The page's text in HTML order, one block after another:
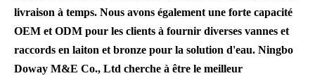
livraison à temps. Nous avons également une forte capacité
OEM et ODM pour les clients à fournir diverses vannes et
raccords en laiton et bronze pour la solution d'eau. Ningbo
Doway M&E Co., Ltd cherche à être le meilleur